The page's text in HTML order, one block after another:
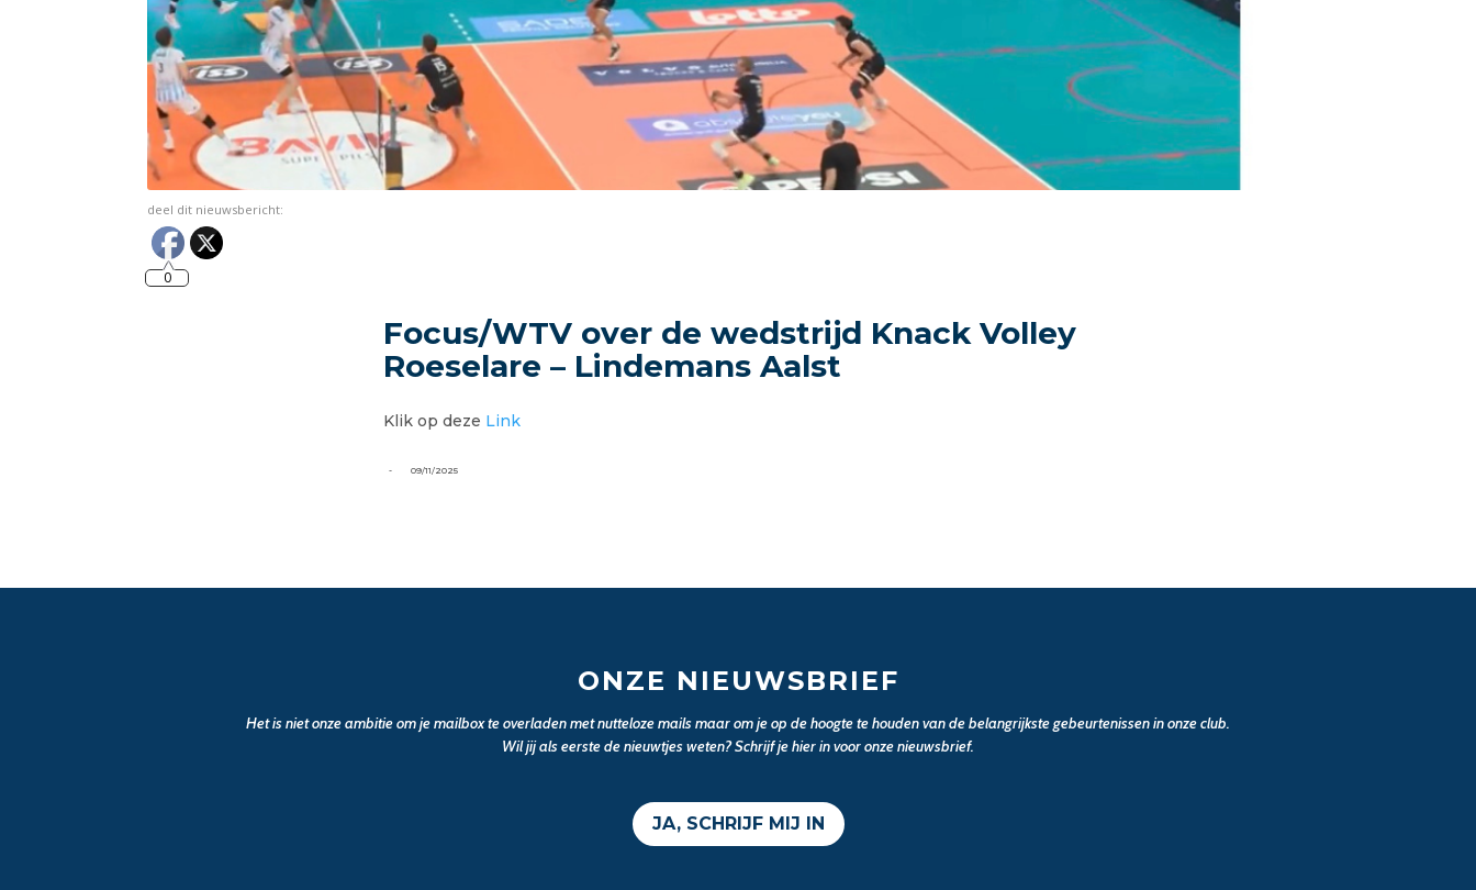
deel dit nieuwsbericht:
0
Focus/WTV over de wedstrijd Knack Volley
Roeselare – Lindemans Aalst
Klik op deze Link
- 09/11/2025
ONZE NIEUWSBRIEF
Het is niet onze ambitie om je mailbox te overladen met nutteloze mails maar om je op de hoogte te houden van de belangrijkste gebeurtenissen in onze club.
Wil jij als eerste de nieuwtjes weten? Schrijf je hier in voor onze nieuwsbrief.
JA, SCHRIJF MIJ IN